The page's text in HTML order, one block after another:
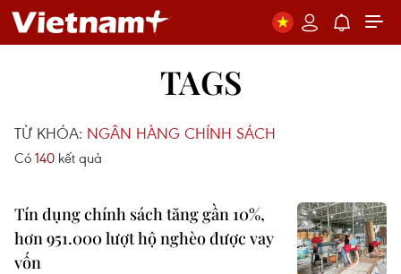
TAGS
TỪ KHÓA: NGÂN HÀNG CHÍNH SÁCH
Có 140 kết quả
Tín dụng chính sách tăng gần 10%,
hơn 951.000 lượt hộ nghèo được vay
vốn